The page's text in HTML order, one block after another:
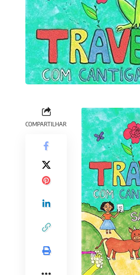
COMPARTILHAR